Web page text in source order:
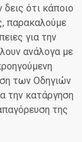
δεις ότι κάποιο
παρακαλούμε
για την
ανάλογα με
των Οδηγιών
την κατάργηση
της